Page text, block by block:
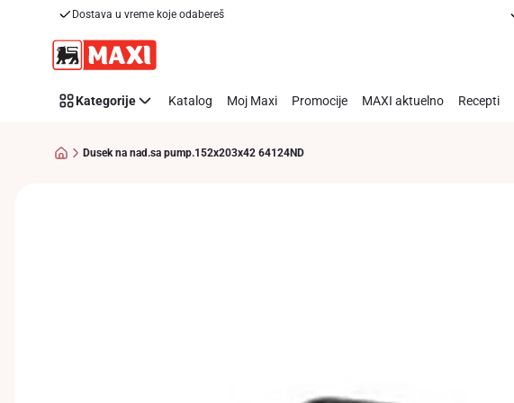
Dostava u vreme koje odabereš
Kategorije Katalog Moj Maxi Promocije MAXI aktuelno Recepti
Dusek na nad.sa pump.152x203x42 64124ND